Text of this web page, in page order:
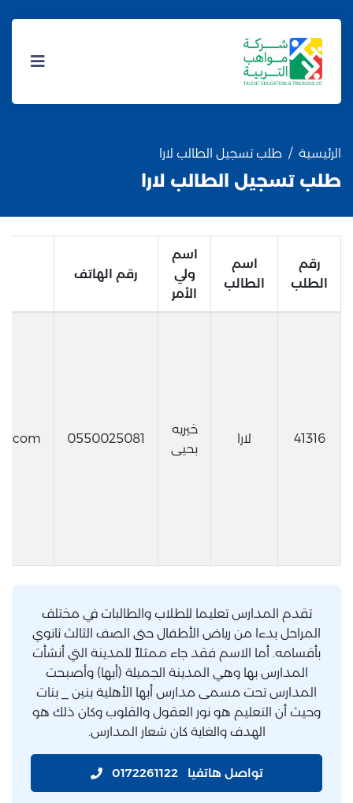
الرئيسية طلب تسجيل الطالب لارا
طلب تسجيل الطالب لارا
رقم
الطلب
اسم
الطالب
اسم
ولي
الأمر
رقم الهاتف
41316 لارا
خيريه
بحيى
0550025081
تقدم المدارس تعليما للطلاب والطالبات في مختلف
المراحل بدءا من رياض الأطفال حتى الصف الثالث ثانوي
بأقسامه. أما الاسم فقد جاء ممثلاً للمدينة التي أنشأت
المدارس بها وهي المدينة الجميلة (أبها) وأصبحت
المدارس تحت مسمى مدارس أبها الأهلية بنين _ بنات
وحيث أن التعليم هو نور العقول والقلوب وكان ذلك هو
الهدف والغاية كان شعار المدارس.
تواصل هاتفيا 0172261122